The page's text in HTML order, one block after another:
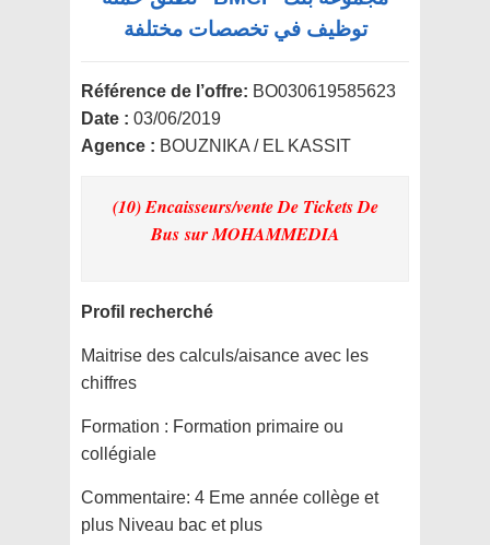
توظيف في تخصصات مختلفة
Référence de l’offre: BO030619585623
Date : 03/06/2019
Agence : BOUZNIKA / EL KASSIT
(10) Encaisseurs/vente De Tickets De
Bussur MOHAMMEDIA
Profil recherché
Maitrise des calculs/aisance avec les
chiffres
Formation : Formation primaire ou
collégiale
Commentaire: 4 Eme année collège et
plus Niveau bac et plus